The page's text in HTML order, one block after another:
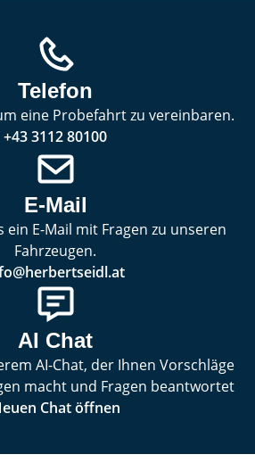
Telefon
eine Probefahrt zu vereinbaren.
+43 3112 80100
E-Mail
ein E-Mail mit Fragen zu unseren
Fahrzeugen.
AI Chat
AI-Chat, der Ihnen Vorschläge
macht und Fragen beantwortet
Chat öffnen